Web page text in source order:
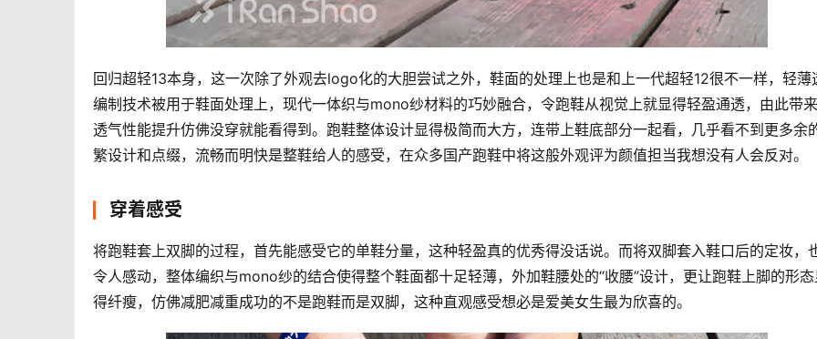
回归超轻13本身，这一次除了外观去logo化的大胆尝试之外，鞋面的处理上也是和上一代超轻12很不一样，轻薄
编制技术被用于鞋面处理上，现代一体织与mono纱材料的巧妙融合，令跑鞋从视觉上就显得轻盈通透，由此带
透气性能提升仿佛没穿就能看得到。跑鞋整体设计显得极简而大方，连带上鞋底部分一起看，几乎看不到更多余
繁设计和点缀，流畅而明快是整鞋给人的感受，在众多国产跑鞋中将这般外观评为颜值担当我想没有人会反对。
穿着感受
将跑鞋套上双脚的过程，首先能感受它的单鞋分量，这种轻盈真的优秀得没话说。而将双脚套入鞋口后的定妆，
令人感动，整体编织与mono纱的结合使得整个鞋面都十足轻薄，外加鞋腰处的“收腰”设计，更让跑鞋上脚的形
得纤瘦，仿佛减肥减重成功的不是跑鞋而是双脚，这种直观感受想必是爱美女生最为欣喜的。